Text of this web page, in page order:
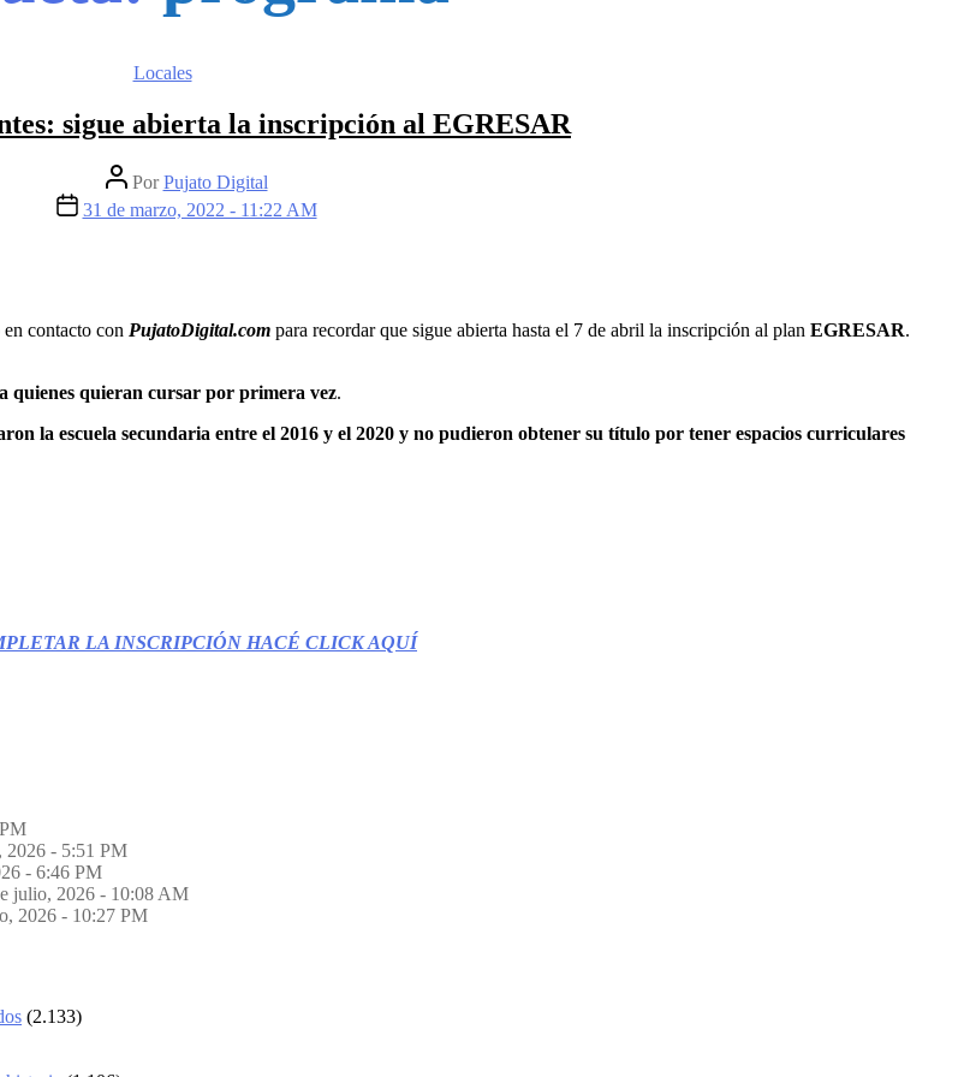
Locales
sigue abierta la inscripción al EGRESAR
PorPujato Digital
31 de marzo, 2022 - 11:22 AM
contacto con PujatoDigital.com para recordar que sigue abierta hasta el 7 de abril la inscripción al plan EGRESAR.
quienes quieran cursar por primera vez.
la escuela secundaria entre el 2016 y el 2020 y no pudieron obtener su título por tener espacios curriculares
LA INSCRIPCIÓN HACÉ CLICK AQUÍ
2026 - 5:51 PM
- 6:46 PM
julio, 2026 - 10:08 AM
2026 - 10:27 PM
(2.133)